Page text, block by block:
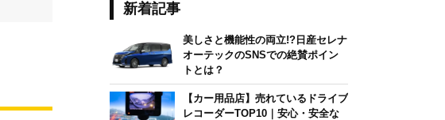
新着記事
美しさと機能性の両立!?日産セレナ
オーテックのSNSでの絶賛ポイン
トとは？
【カー用品店】売れているドライブ
レコーダーTOP10｜安心・安全な